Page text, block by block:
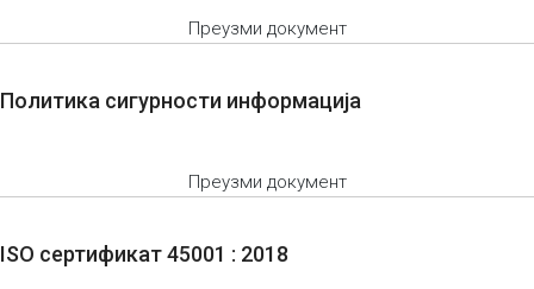
Преузми документ
Политика сигурности информација
Преузми документ
ISO сертификат 45001 : 2018